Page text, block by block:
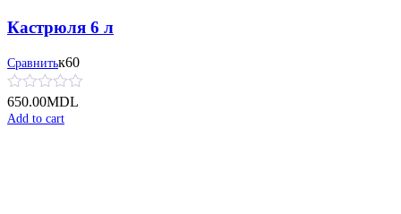
Кастрюля 6 л
Сравнитьк60
650.00MDL
Add to cart